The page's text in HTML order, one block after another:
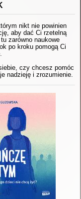
nikt nie powinien
aby dać Ci rzetelną
zarówno naukowe
po kroku pomogą Ci
czy chcesz pomóc
nadzieję i zrozumienie.